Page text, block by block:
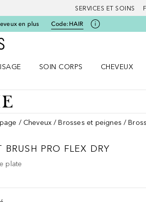
SERVICES ET SOINS
en plus Code: HAIR
Vers l'accueil Douglas
SOIN CORPS
CHEVEUX
Cheveux Brosses et peignes
BRUSH PRO FLEX DRY
plate